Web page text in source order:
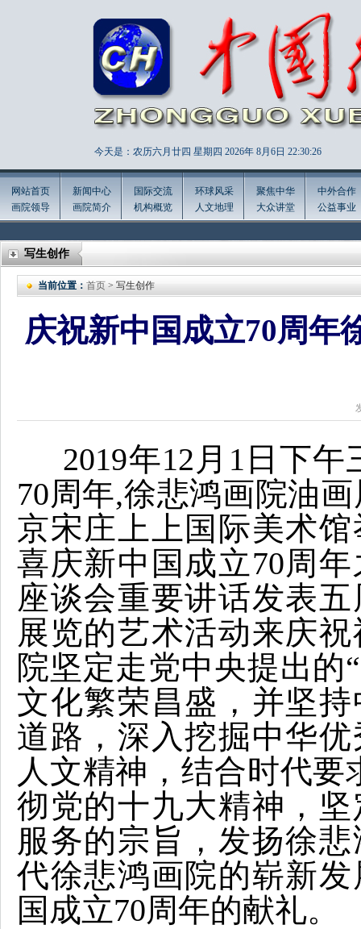
今天是：农历六月廿四 星期四 2026年 8月6日 22:30:27
网站首页
画院领导
新闻中心
画院简介
国际交流
机构概览
环球风采
人文地理
聚焦中华
大众讲堂
中外合作
公益事业
写生创作
当前位置： 首页 > 写生创作
庆祝新中国成立70周年
2019年12月1日下午
70周年,徐悲鸿画院油
京宋庄上上国际美术
喜庆新中国成立70周
座谈会重要讲话发表
展览的艺术活动来庆
院坚定走党中央提出的
文化繁荣昌盛，并坚
道路，深入挖掘中华
人文精神，结合时代
彻党的十九大精神，
服务的宗旨，发扬徐
代徐悲鸿画院的崭新
国成立70周年的献礼。